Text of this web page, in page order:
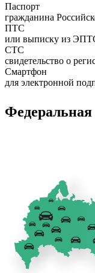
Паспорт
гражданина
ПТС
или выписку из
СТС
свидетельство о
Смартфон
для электронной
Федеральная